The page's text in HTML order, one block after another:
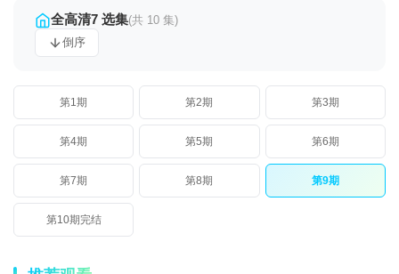
全高清7 选集(共 10 集)
倒序
第1期 第2期 第3期
第4期 第5期 第6期
第7期 第8期 第9期
第10期完结